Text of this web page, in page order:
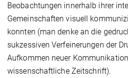
Beobachtungen innerhalb ihrer
Gemeinschaften visuell
konnten (man denke an die
sukzessiven Verfeinerungen der
Aufkommen neuer
wissenschaftliche Zeitschrift).